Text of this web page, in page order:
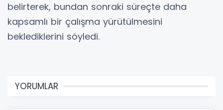
belirterek, bundan sonraki süreçte daha
kapsamlı bir çalışma yürütülmesini
beklediklerini söyledi.
YORUMLAR